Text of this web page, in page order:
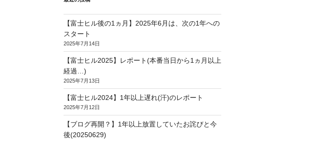
【富士ヒル後の1ヵ月】2025年6月は、次の1年への
スタート
2025年7月14日
【富士ヒル2025】レポート(本番当日から1ヵ月以上
経過…)
2025年7月13日
【富士ヒル2024】1年以上遅れ(汗)のレポート
2025年7月12日
【ブログ再開？】1年以上放置していたお詫びと今
後(20250629)